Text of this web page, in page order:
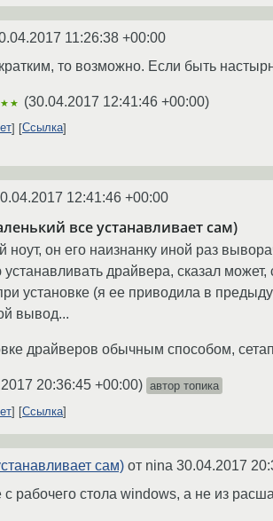
11:26:38 +00:00
то возможно. Если быть
(30.04.2017 12:41:46 +00:00)
Ссылка
12:41:46 +00:00
все устанавливает сам)
ноут, он его наизнанку иной раз
драйвера, сказал
установке (я ее приводила в
вывод...
драйверов обычным способом,
20:36:45 +00:00) автор топика
Ссылка
сам) от nina 30.04.2017
с рабочего стола windows, а не из